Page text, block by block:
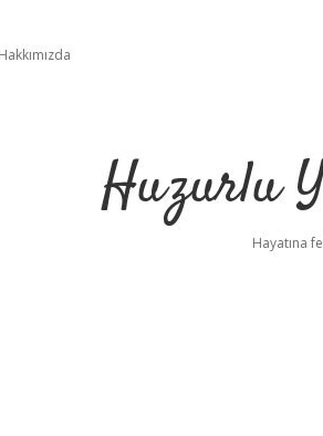
Hakkımızda
Huzurlu
Hayatına